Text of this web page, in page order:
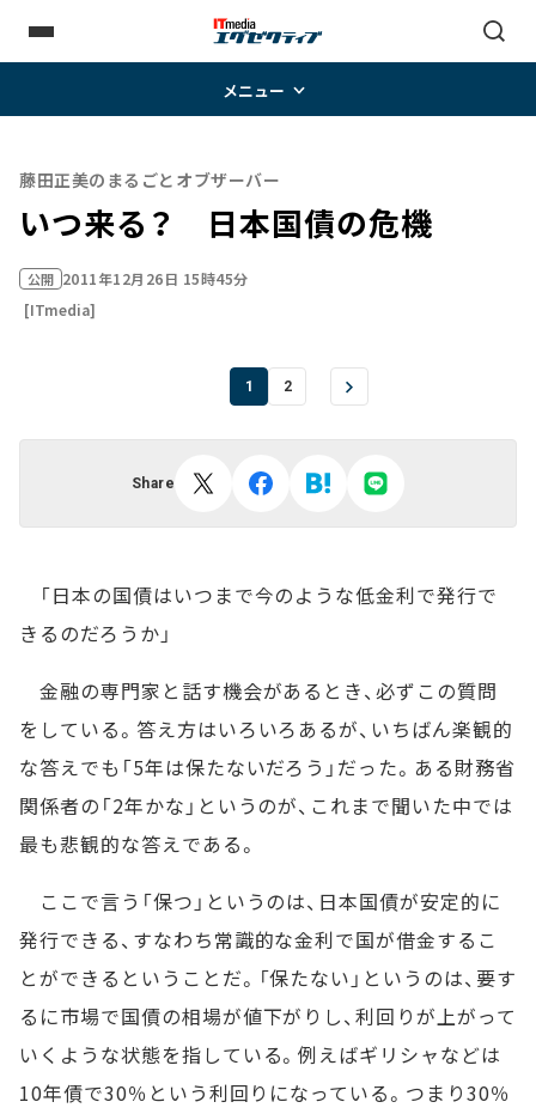
メニュー
藤田正美のまるごとオブザーバー
いつ来る？ 日本国債の危機
公開 2011年12月26日 15時45分
[ITmedia]
1 2
Share
「日本の国債はいつまで今のような低金利で発行で
きるのだろうか」
金融の専門家と話す機会があるとき、必ずこの質問
をしている。答え方はいろいろあるが、いちばん楽観的
な答えでも「5年は保たないだろう」だった。ある財務省
関係者の「2年かな」というのが、これまで聞いた中では
最も悲観的な答えである。
ここで言う「保つ」というのは、日本国債が安定的に
発行できる、すなわち常識的な金利で国が借金するこ
とができるということだ。「保たない」というのは、要す
るに市場で国債の相場が値下がりし、利回りが上がって
いくような状態を指している。例えばギリシャなどは
10年債で30％という利回りになっている。つまり30％